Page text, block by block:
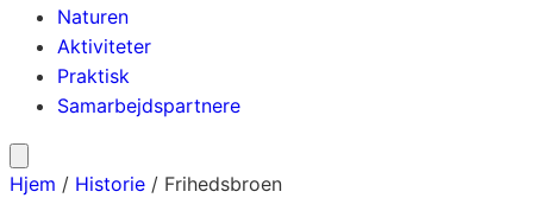
Naturen
Aktiviteter
Praktisk
Samarbejdspartnere
Hjem / Historie / Frihedsbroen